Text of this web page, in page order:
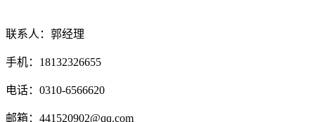
联系人：郭经理
手机：18132326655
电话：0310-6566620
邮箱：441520902@qq.com